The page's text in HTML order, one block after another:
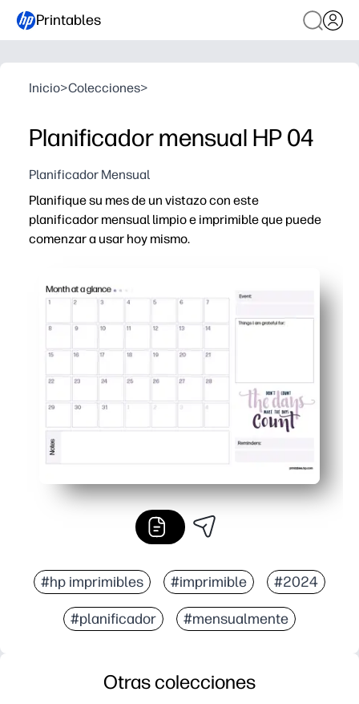
Printables
Inicio>Colecciones>
Planificador mensual HP 04
Planificador Mensual
Planifique su mes de un vistazo con este
planificador mensual limpio e imprimible que puede
comenzar a usar hoy mismo.
Obtienes cajas grandes para citas, tareas, comidas y
Fácil de compartir: publique en el refrigerador,
#hp imprimibles #imprimible #2024
#planificador #mensualmente
Otras colecciones